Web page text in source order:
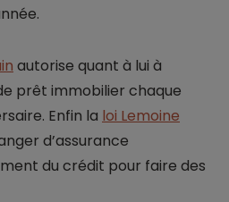
autorise quant à lui à
prêt immobilier chaque
Enfin la loi Lemoine
d’assurance
du crédit pour faire des